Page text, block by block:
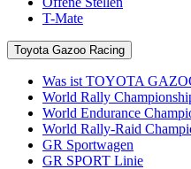
T-Mate
Toyota Gazoo Racing
Was ist TOYOTA
World Rally
World Endurance
World Rally-Raid
GR Sportwagen
GR SPORT Linie